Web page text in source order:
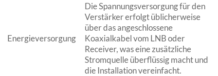
Energieversorgung
Die Spannungsversorgung für den
Verstärker erfolgt üblicherweise
über das angeschlossene
Koaxialkabel vom LNB oder
Receiver, was eine zusätzliche
Stromquelle überflüssig macht und
die Installation vereinfacht.